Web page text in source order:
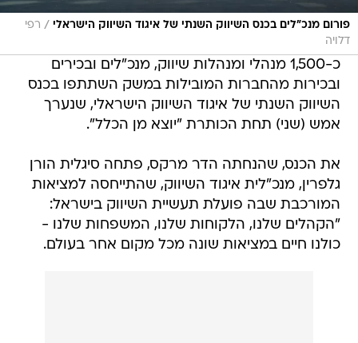
פורום מנכ"לים בכנס השיווק השנתי של איגוד השיווק הישראלי / רפי
דלויה
כ-1,500 מנהלי ומנהלות שיווק, מנכ"לים ובכירים
ובכירות מהחברות המובילות במשק השתתפו בכנס
השיווק השנתי של איגוד השיווק הישראלי, שנערך
אמש (שני) תחת הכותרת "יוצא מן הכלל".
את הכנס, שהנחתה הדר מרקס, פתחה סיגלית הורן
גלפרין, מנכ"לית איגוד השיווק, שהתייחסה למציאות
המורכבת שבה פועלת תעשיית השיווק בישראל:
"הקהלים שלנו, הלקוחות שלנו, המשפחות שלנו -
כולנו חיים במציאות שונה מכל מקום אחר בעולם.